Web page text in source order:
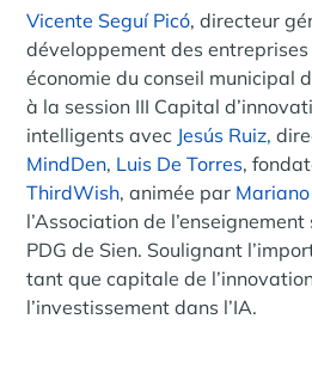
Vicente Seguí Picó, directeur
développement des
économie du conseil municipal
à la session III Capital
intelligents avec Jesús Ruiz,
MindDen, Luis De Torres,
ThirdWish, animée par
l’Association de
PDG de Sien. Soulignant
tant que capitale de
l’investissement dans l’IA.